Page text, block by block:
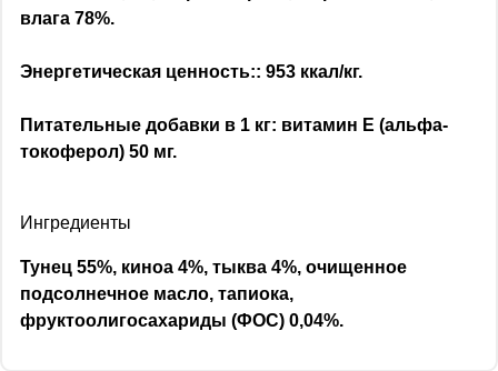
влага 78%.
Энергетическая ценность:: 953 ккал/кг.
Питательные добавки в 1 кг: витамин Е (альфа-
токоферол) 50 мг.
Ингредиенты
Тунец 55%, киноа 4%, тыква 4%, очищенное
подсолнечное масло, тапиока,
фруктоолигосахариды (ФОС) 0,04%.